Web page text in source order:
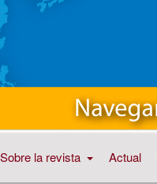
Sobre la revista Actual